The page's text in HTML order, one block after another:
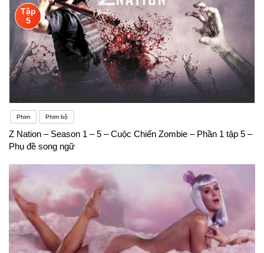
Tập
5
Phim Phim bộ
Z Nation – Season 1 – 5 – Cuộc Chiến Zombie – Phần 1 tập 5 –
Phụ đề song ngữ